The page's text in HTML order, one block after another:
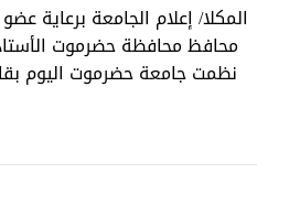
المكلا/ إعلام الجامعة برعاية
محافظ محافظة حضرموت
نظمت جامعة حضرموت اليوم